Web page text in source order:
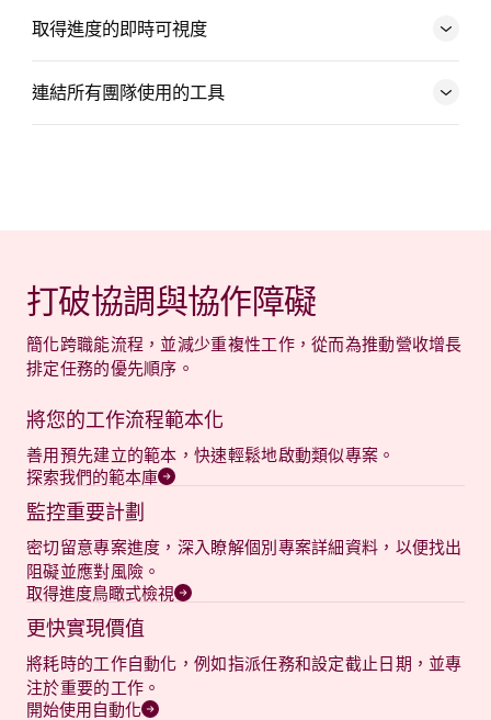
賦予組織權能
取得進度的即時可視度
連結所有團隊使用的工具
打破協調與協作障礙
簡化跨職能流程，並減少重複性工作，從而為推動營收增長
排定任務的優先順序。
將您的工作流程範本化
善用預先建立的範本，快速輕鬆地啟動類似專案。
探索我們的範本庫
監控重要計劃
密切留意專案進度，深入瞭解個別專案詳細資料，以便找出
阻礙並應對風險。
取得進度鳥瞰式檢視
更快實現價值
將耗時的工作自動化，例如指派任務和設定截止日期，並專
注於重要的工作。
開始使用自動化